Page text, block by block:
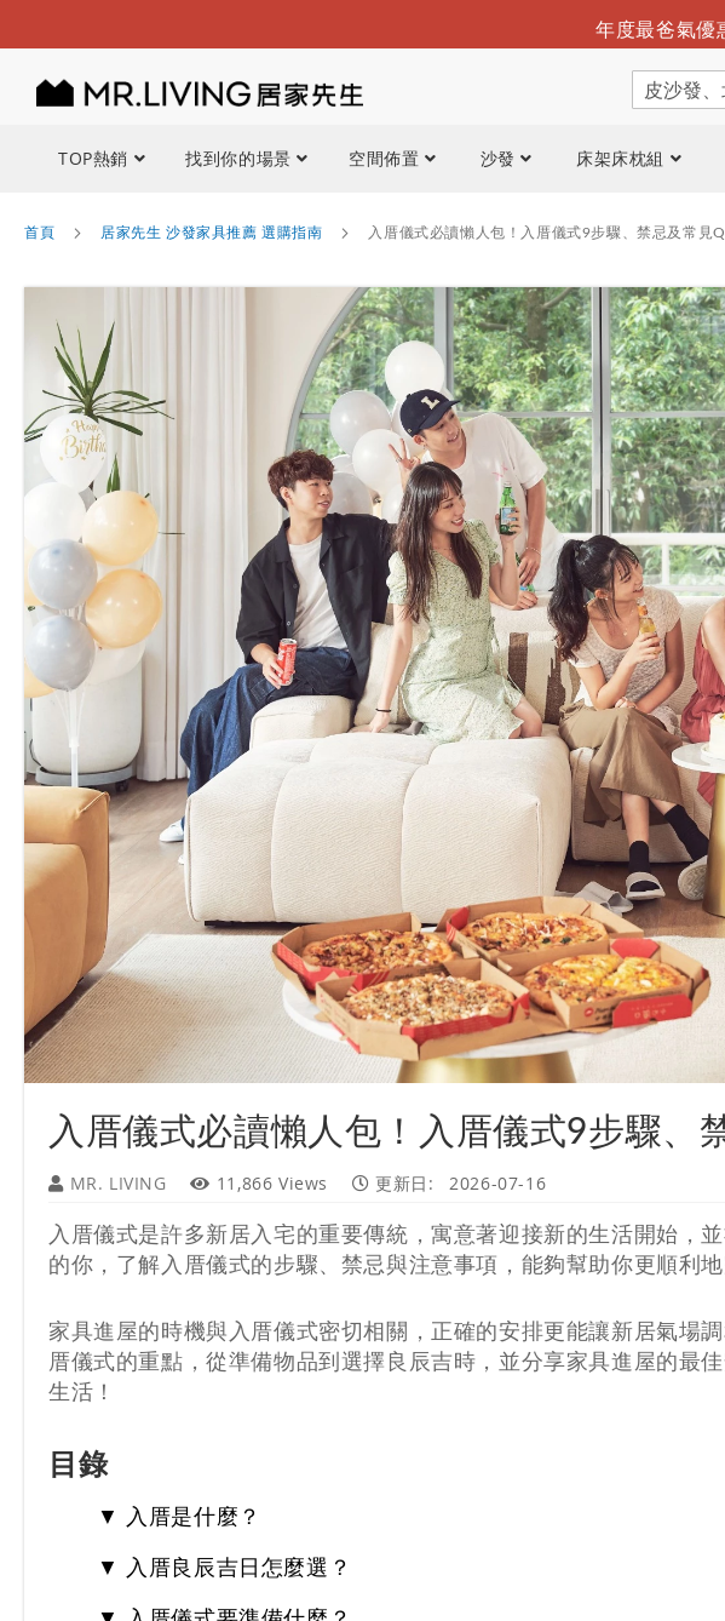
年度最爸氣
迎夏露營趣
搜
TOP熱銷 找到你的場景 空間佈置 沙發 床架床枕組
首頁 居家先生 沙發家具推薦 選購指南 入厝儀式必讀懶人包！入厝儀式9步驟、禁忌及常見
入厝儀式必讀懶人包！入厝儀式9步驟、
MR. LIVING 11,866 Views 更新日: 2026-07-16
入厝儀式是許多新居入宅的重要傳統，寓意著迎接新的生活開始，
的你，了解入厝儀式的步驟、禁忌與注意事項，能夠幫助你更順利
家具進屋的時機與入厝儀式密切相關，正確的安排更能讓新居氣場
厝儀式的重點，從準備物品到選擇良辰吉時，並分享家具進屋的最
生活！
目錄
▼ 入厝是什麼？
▼ 入厝良辰吉日怎麼選？